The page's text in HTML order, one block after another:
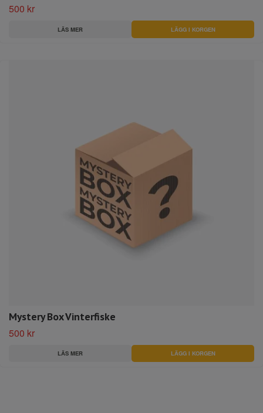
500 kr
LÄS MER LÄGG I KORGEN
Mystery Box Vinterfiske
500 kr
LÄS MER LÄGG I KORGEN